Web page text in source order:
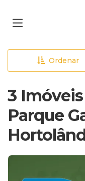
Ordenar
3
Parque